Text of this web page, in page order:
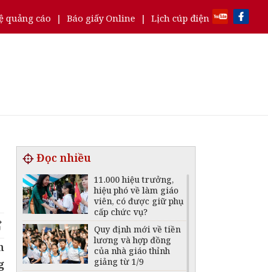
quảng cáo | Báo giấy Online | Lịch cúp điện
Đọc nhiều
11.000 hiệu trưởng,
hiệu phó về làm giáo
viên, có được giữ phụ
cấp chức vụ?
Quy định mới về tiền
lương và hợp đồng
của nhà giáo thỉnh
giảng từ 1/9